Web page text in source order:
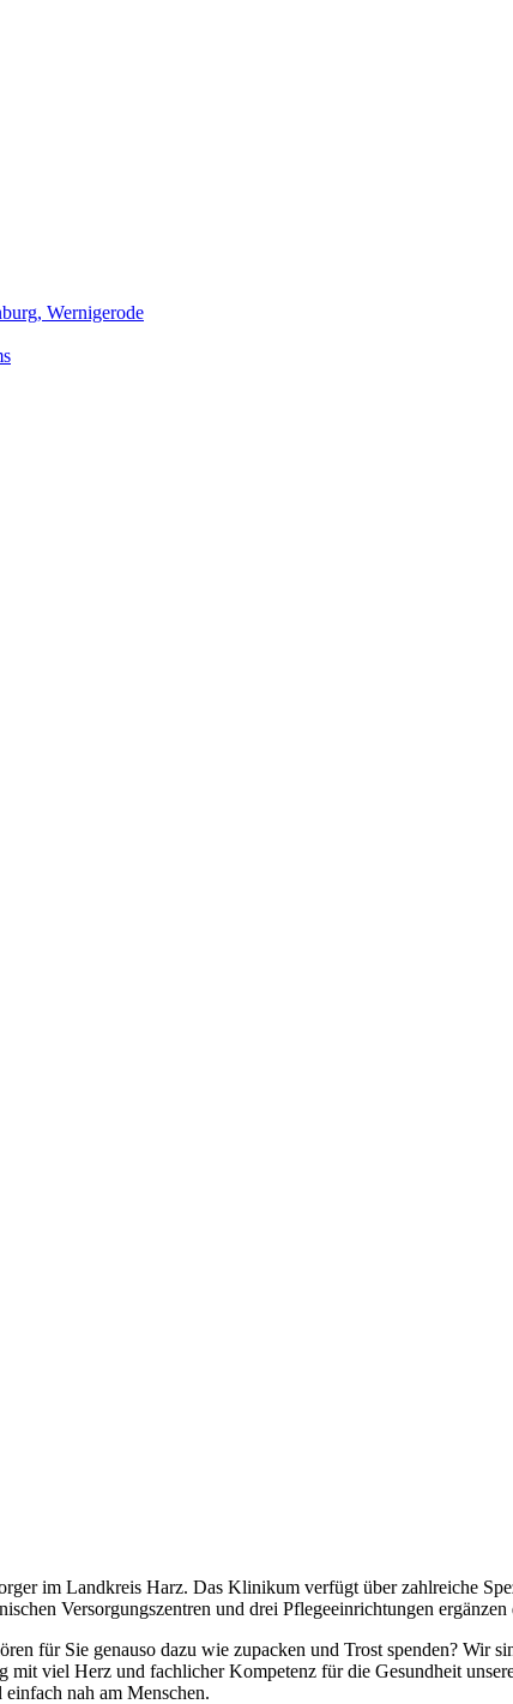
Wernigerode
im Landkreis Harz. Das Klinikum verfügt über zahlreiche
Versorgungszentren und drei Pflegeeinrichtungen
für Sie genauso dazu wie zupacken und Trost spenden? Wir
viel Herz und fachlicher Kompetenz für die Gesundheit
nah am Menschen.